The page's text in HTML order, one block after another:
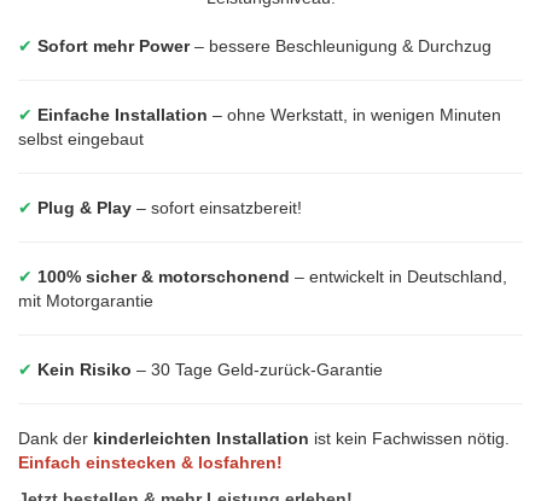
✔ Sofort mehr Power– bessere Beschleunigung & Durchzug
✔ Einfache Installation – ohne Werkstatt, in wenigen Minuten
selbst eingebaut
✔ Plug & Play – sofort einsatzbereit!
✔ 100% sicher & motorschonend – entwickelt in Deutschland,
mit Motorgarantie
✔ Kein Risiko – 30 Tage Geld-zurück-Garantie
Dank der kinderleichten Installation ist kein Fachwissen nötig.
Einfach einstecken & losfahren!